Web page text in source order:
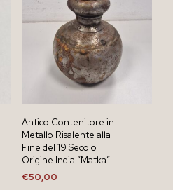
Antico Contenitore in
Metallo Risalente alla
Fine del 19 Secolo
Origine India “Matka”
€50,00